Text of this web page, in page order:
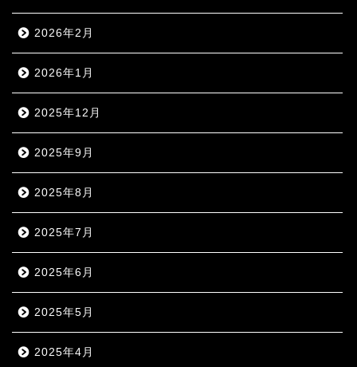
2026年2月
2026年1月
2025年12月
2025年9月
2025年8月
2025年7月
2025年6月
2025年5月
2025年4月